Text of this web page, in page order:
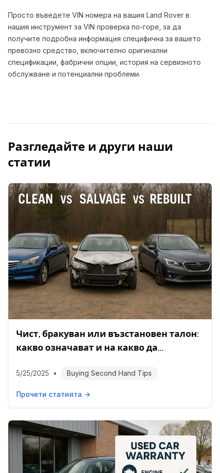
Просто въведете VIN номера на вашия Land Rover в
нашия инструмент за VIN проверка по-горе, за да
получите подробна информация специфична за вашето
превозно средство, включително оригинални
спецификации, фабрични опции, история на сервизното
обслужване и потенциални проблеми.
Разгледайте и други наши
статии
Чист, бракуван или възстановен талон:
какво означават и на какво да
5/25/2025 • Buying Second Hand Tips
Прочети статията →